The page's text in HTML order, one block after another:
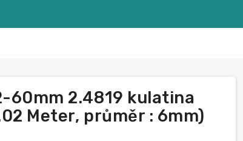
60mm 2.4819 kulatina
Meter, průměr : 6mm)